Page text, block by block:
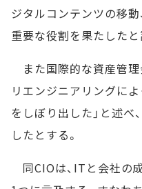
ジタルコンテンツの移動
重要な役割を果たしたと
また国際的な資産管理
リエンジニアリングに
をしぼり出した」と述べ
したとする。
同CIOは、ITと会社の